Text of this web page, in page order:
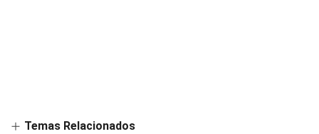
Temas Relacionados